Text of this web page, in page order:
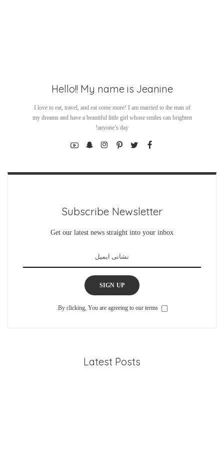
Hello!! My name is Jeanine
I love to eat, travel, and eat some more! I am married to the man of
my dreams and have a beautiful little girl whose smiles can brighten
anyone’s day!
Subscribe Newsletter
Get our latest news straight into your inbox
SIGN UP
By clicking, You are agreeing to our terms.
Latest Posts